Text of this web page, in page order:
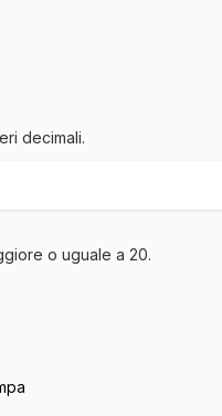
decimali.
o uguale a 20.